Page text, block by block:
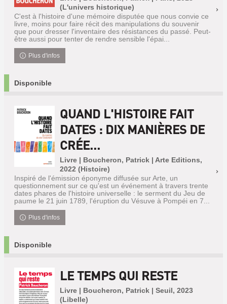
(L'univers historique)
C'est à l'histoire d'une mémoire disputée que nous convie ce
livre, moins pour faire récit des manipulations du souvenir
que pour dresser l'inventaire des résistances du passé. Peut-
être aussi pour tenter de rendre sensible l'épai...
Plus d'infos
Disponible
QUAND L'HISTOIRE FAIT
DATES : DIX MANIÈRES DE
CRÉE...
Livre | Boucheron, Patrick | Arte Editions,
2022 (Histoire)
Inspiré de l'émission éponyme diffusée sur Arte, un
questionnement sur ce qu'est un événement à travers trente
dates phares de l'histoire universelle : le serment du Jeu de
paume le 21 juin 1789, l'éruption du Vésuve à Pompéi en 7...
Plus d'infos
Disponible
LE TEMPS QUI RESTE
Livre | Boucheron, Patrick | Seuil, 2023
(Libelle)